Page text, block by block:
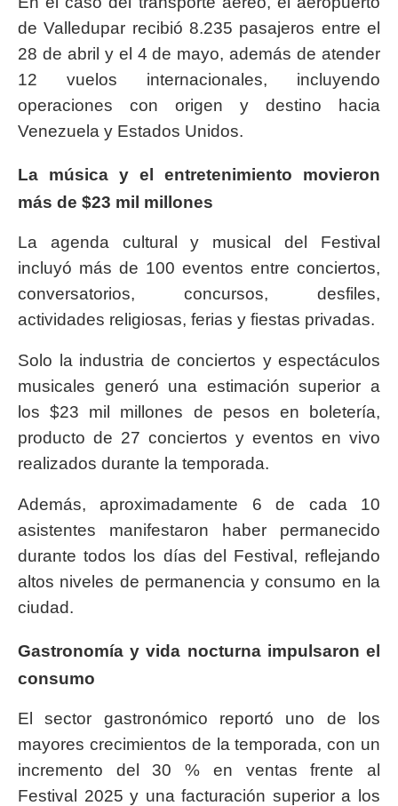
de Valledupar recibió 8.235 pasajeros entre el
28 de abril y el 4 de mayo, además de atender
12 vuelos internacionales, incluyendo
operaciones con origen y destino hacia
Venezuela y Estados Unidos.
La música y el entretenimiento movieron
más de $23 mil millones
La agenda cultural y musical del Festival
incluyó más de 100 eventos entre conciertos,
conversatorios, concursos, desfiles,
actividades religiosas, ferias y fiestas privadas.
Solo la industria de conciertos y espectáculos
musicales generó una estimación superior a
los $23 mil millones de pesos en boletería,
producto de 27 conciertos y eventos en vivo
realizados durante la temporada.
Además, aproximadamente 6 de cada 10
asistentes manifestaron haber permanecido
durante todos los días del Festival, reflejando
altos niveles de permanencia y consumo en la
ciudad.
Gastronomía y vida nocturna impulsaron el
consumo
El sector gastronómico reportó uno de los
mayores crecimientos de la temporada, con un
incremento del 30 % en ventas frente al
Festival 2025 y una facturación superior a los